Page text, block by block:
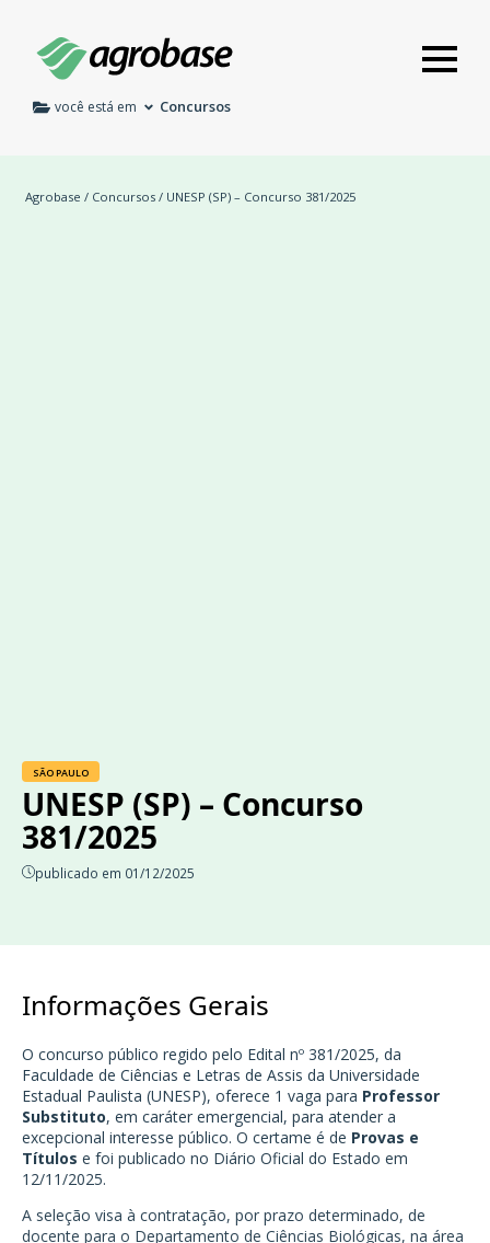
você está em Concursos
Agrobase / Concursos / UNESP (SP) – Concurso 381/2025
SÃO PAULO
UNESP (SP) – Concurso
381/2025
publicado em 01/12/2025
Informações Gerais
O concurso público regido pelo Edital nº 381/2025, da
Faculdade de Ciências e Letras de Assis da Universidade
Estadual Paulista (UNESP), oferece 1 vaga para Professor
Substituto, em caráter emergencial, para atender a
excepcional interesse público. O certame é de Provas e
Títulos e foi publicado no Diário Oficial do Estado em
12/11/2025.
A seleção visa à contratação, por prazo determinado, de
docente para o Departamento de Ciências Biológicas, na área